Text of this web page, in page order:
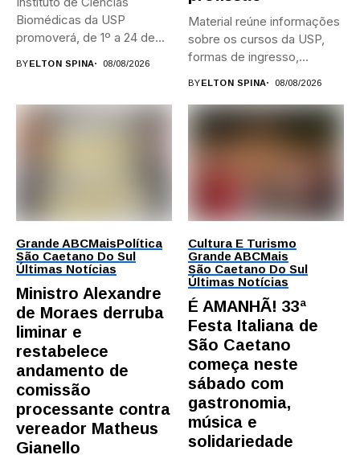
Biomédicas da USP
promoverá, de 1º a 24 de...
BYELTON SPINA 08/08/2026
Material reúne informações
sobre os cursos da USP,
formas de ingresso,
BYELTON SPINA 08/08/2026
Grande ABCMaisPolítica
São Caetano Do Sul
Últimas Notícias
Ministro Alexandre
de Moraes derruba
liminar e
restabelece
andamento de
comissão
processante contra
vereador Matheus
Gianello
Cultura E Turismo
Grande ABCMais
São Caetano Do Sul
Últimas Notícias
É AMANHÃ! 33ª
Festa Italiana de
São Caetano
começa neste
sábado com
gastronomia,
música e
solidariedade